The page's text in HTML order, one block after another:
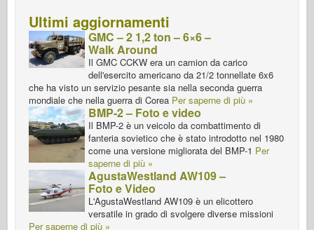
Ultimi aggiornamenti
GMC – 2 1,2 ton – 6×6 –
Walk Around
Il GMC CCKW era un camion da carico
dell'esercito americano da 21/2 tonnellate 6x6
che ha visto un servizio pesante sia nella seconda guerra
mondiale che nella guerra di Corea Per saperne di più »
BMP-2 – Foto e video
Il BMP-2 è un veicolo da combattimento di
fanteria sovietico che è stato introdotto nel 1980
come una versione migliorata del BMP-1 Per
saperne di più »
AgustaWestland AW109 –
Foto e Video
L'AgustaWestland AW109 è un elicottero
versatile in grado di svolgere diverse missioni
Per saperne di più »